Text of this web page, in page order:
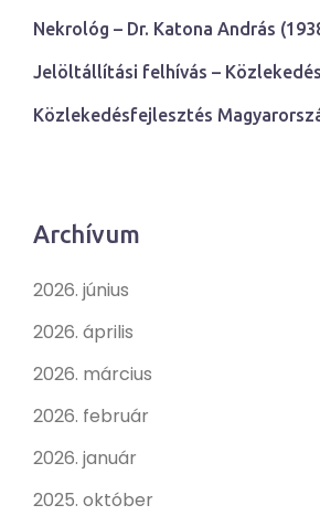
Nekrológ – Dr. Katona András
Jelöltállítási felhívás –
Közlekedésfejlesztés
Archívum
2026. június
2026. április
2026. március
2026. február
2026. január
2025. október